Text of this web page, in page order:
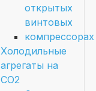
открытых
винтовых
компрессорах
Холодильные
агрегаты на
CO2